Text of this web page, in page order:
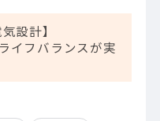
設計】
イフバランスが実